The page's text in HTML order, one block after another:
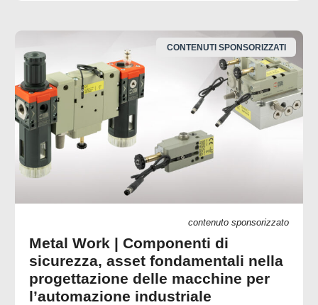
CONTENUTI SPONSORIZZATI
contenuto sponsorizzato
Metal Work | Componenti di
sicurezza, asset fondamentali nella
progettazione delle macchine per
l’automazione industriale